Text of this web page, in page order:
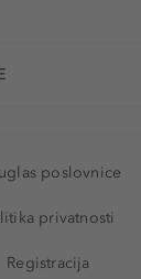
poslovnice
privatnosti
Registracija